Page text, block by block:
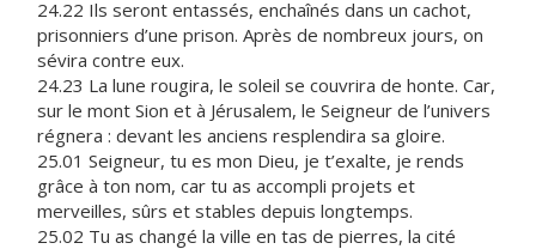
24.22 Ils seront entassés, enchaînés dans un cachot,
prisonniers d’une prison. Après de nombreux jours, on
sévira contre eux.
24.23 La lune rougira, le soleil se couvrira de honte. Car,
sur le mont Sion et à Jérusalem, le Seigneur de l’univers
régnera : devant les anciens resplendira sa gloire.
25.01 Seigneur, tu es mon Dieu, je t’exalte, je rends
grâce à ton nom, car tu as accompli projets et
merveilles, sûrs et stables depuis longtemps.
25.02 Tu as changé la ville en tas de pierres, la cité